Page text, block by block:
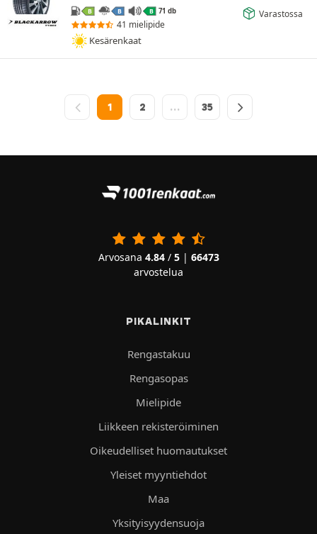
B B B 71 db
41 mielipide
Kesärenkaat
Varastossa
1 2 … 35
Arvosana 4.84/ 5| 66473
arvostelua
PIKALINKIT
Rengastakuu
Rengasopas
Mielipide
Liikkeen rekisteröiminen
Oikeudelliset huomautukset
Yleiset myyntiehdot
Maa
Yksityisyydensuoja